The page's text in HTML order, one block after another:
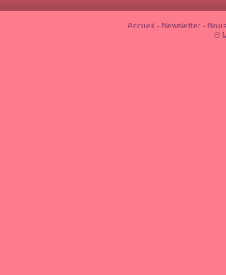
Accueil- Newsletter-
©